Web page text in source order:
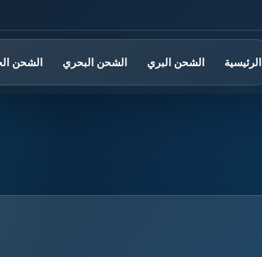
الرئيسية الشحن البري الشحن البحري الشحن